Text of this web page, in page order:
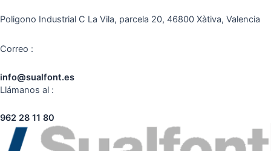
Poligono Industrial C La Vila, parcela 20, 46800 Xàtiva, Valencia
Correo :
info@sualfont.es
Llámanos al :
962 28 11 80